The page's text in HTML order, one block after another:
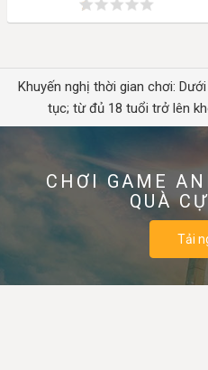
Khuyến nghị thời gian chơi:
tục; từ đủ 18 tuổi trở lên
CHƠI GAME
QUÀ
Tải